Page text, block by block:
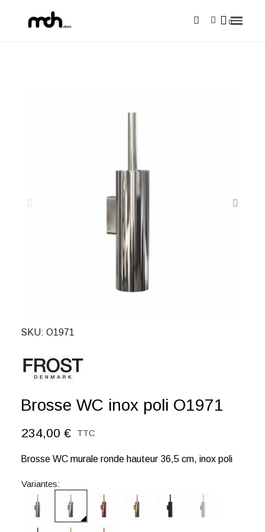
SKU O1971
Brosse WC inox poli O1971
234,00 € TTC
Brosse WC murale ronde hauteur 36,5 cm, inox poli
Variantes: